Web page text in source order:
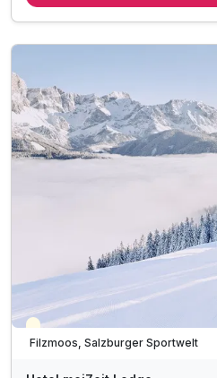
inkl. Benützung des „fit&well“
inkl. Fitnesslounge
inkl. Wellnesstasche mit
inkl. Saunatücher im „fit&well“
inkl. Digitale Gästeinfomappe
inkl. Filzmooser WinterCard
Saisonal verfügbar
Filzmoos, Salzburger Sportwelt